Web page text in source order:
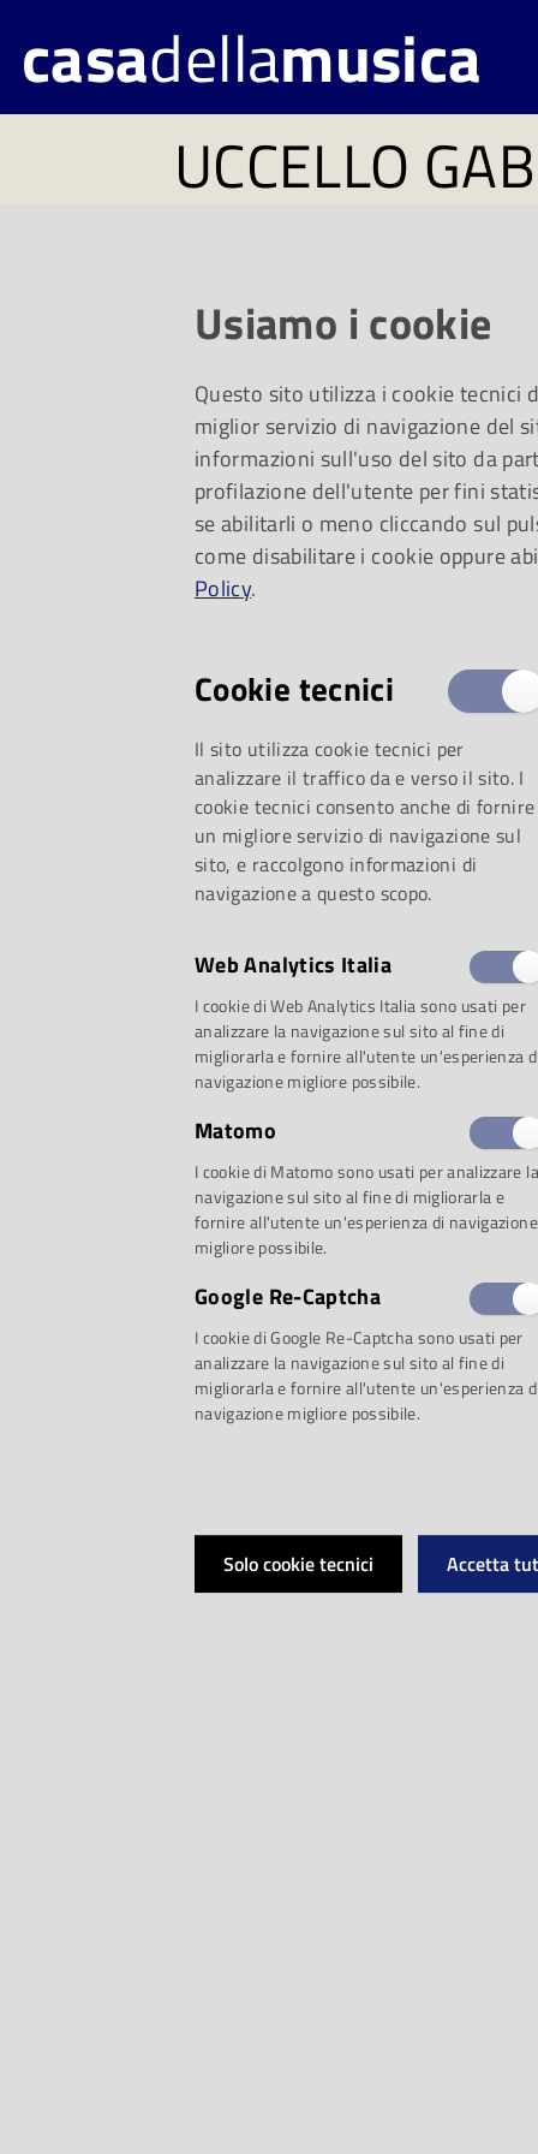
casadellamusica
UCCELLO
(Lat. Avem
Questo uccello dal piumaggio
nord del Pakistan. Poiché il suo
alcune regioni viene chiamato
strisciare al suolo mentre
La caratteristica più
riproduttivo. All’inizio della
quanto il maschio, ma è
l’accoppiamento, il maschio
Prigioniera in questo nido
le piume e subisce un forte
dipendente dal cibo che il
Tuttavia, la sofferenza non
maschio apre la gabbia, ma
rivalsa: quando i piccoli sono in
Usiamo i cookie
Questo sito utilizza i cookie tecnici
miglior servizio di navigazione del
informazioni sull'uso del sito da
profilazione dell'utente per fini
se abilitarli o meno cliccando sul
come disabilitare i cookie oppure
Policy.
Cookie tecnici
Il sito utilizza cookie tecnici per
analizzare il traffico da e verso il sito. I
cookie tecnici consento anche di fornire
un migliore servizio di navigazione sul
sito, e raccolgono informazioni di
navigazione a questo scopo.
Web Analytics Italia
I cookie di Web Analytics Italia sono usati per
analizzare la navigazione sul sito al fine di
migliorarla e fornire all'utente un'esperienza
navigazione migliore possibile.
Matomo
I cookie di Matomo sono usati per analizzare la
navigazione sul sito al fine di migliorarla e
fornire all'utente un'esperienza di navigazione
migliore possibile.
Google Re-Captcha
I cookie di Google Re-Captcha sono usati per
analizzare la navigazione sul sito al fine di
migliorarla e fornire all'utente un'esperienza
navigazione migliore possibile.
Solo cookie tecnici Accetta